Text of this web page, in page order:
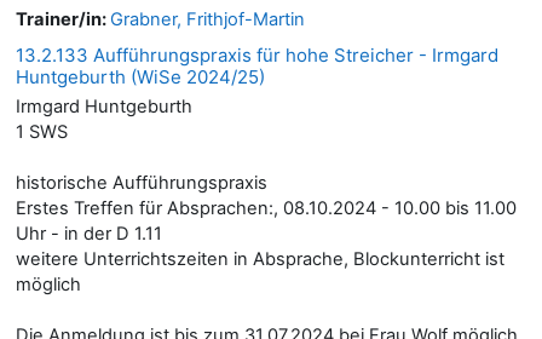
Trainer/in:Grabner, Frithjof-Martin
13.2.133 Aufführungspraxis für hohe Streicher - Irmgard
Huntgeburth (WiSe 2024/25)
Irmgard Huntgeburth
1 SWS
historische Aufführungspraxis
Erstes Treffen für Absprachen:, 08.10.2024 - 10.00 bis 11.00
Uhr - in der D 1.11
weitere Unterrichtszeiten in Absprache, Blockunterricht ist
möglich